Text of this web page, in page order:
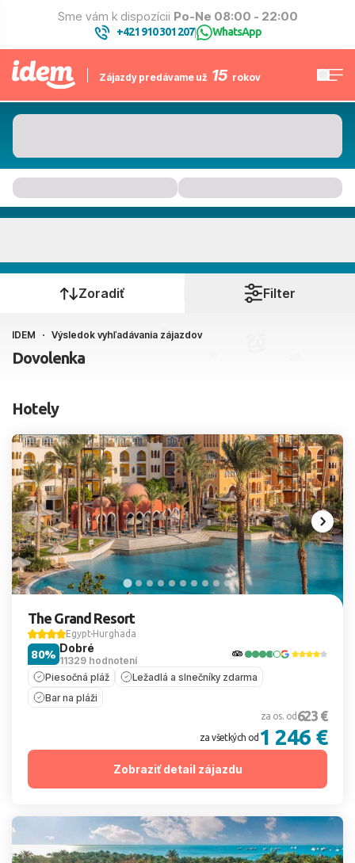
Sme vám k dispozícii Po-Ne 08:00 - 22:00
+421 910 301 207| WhatsApp
Zájazdy predávame už 15 rokov
Kedy cestujete?
Bratislava, Košice, Piešťany, Poprad
Zoradiť Filter
IDEM Výsledok vyhľadávania zájazdov
Dovolenka
Hotely
The Grand Resort
Egypt Hurghada
Dobré
11329 hodnotení
80%
Piesočná pláž
Ležadlá a slnečníky zdarma
Bar na pláži
za os. od 623 €
za všetkých od 1 246 €
Zobraziť detail zájazdu